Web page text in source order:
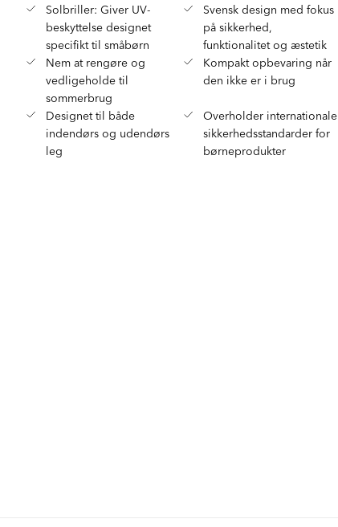
Solbriller: Giver UV-
beskyttelse designet
specifikt til småbørn
Svensk design med fokus
på sikkerhed,
funktionalitet og æstetik
Nem at rengøre og
vedligeholde til
sommerbrug
Kompakt opbevaring når
den ikke er i brug
Designet til både
indendørs og udendørs
leg
Overholder internationale
sikkerhedsstandarder for
børneprodukter